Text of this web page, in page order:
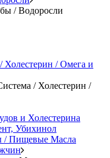
/ Водоросли
Холестерин / Омега и
/ Холестерин /
и Холестерина
Убихинол
/ Пищевые Масла